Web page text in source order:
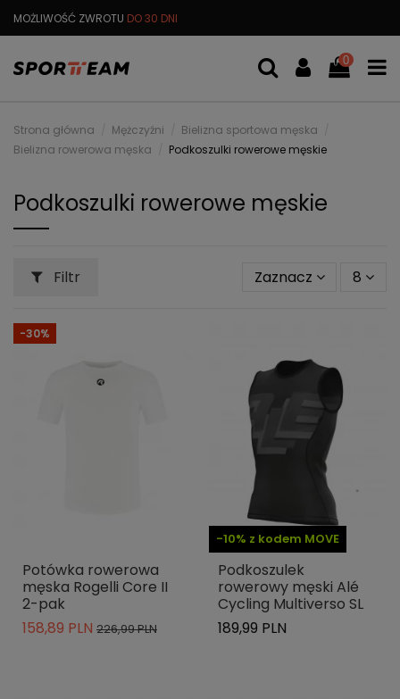
MOŻLIWOŚĆ ZWROTU DO 30 DNI
0
Strona główna Mężczyźni
Bielizna sportowa męska
Bielizna rowerowa męska
Podkoszulki rowerowe męskie
Podkoszulki rowerowe męskie
Filtr Zaznacz 8
-30%
Potówka rowerowa
męska Rogelli Core II
2-pak
158,89 PLN 226,99 PLN
-10% z kodem MOVE
Podkoszulek
rowerowy męski Alé
Cycling Multiverso SL
189,99 PLN